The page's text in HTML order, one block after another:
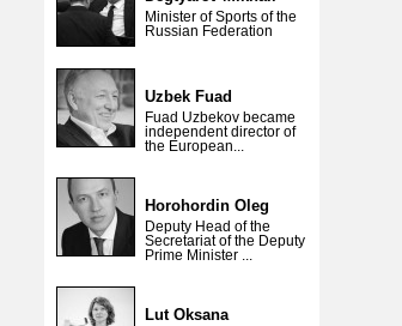
Minister of Sports of the
Russian Federation
Uzbek Fuad
Fuad Uzbekov became
independent director of
the European...
Horohordin Oleg
Deputy Head of the
Secretariat of the Deputy
Prime Minister ...
Lut Oksana